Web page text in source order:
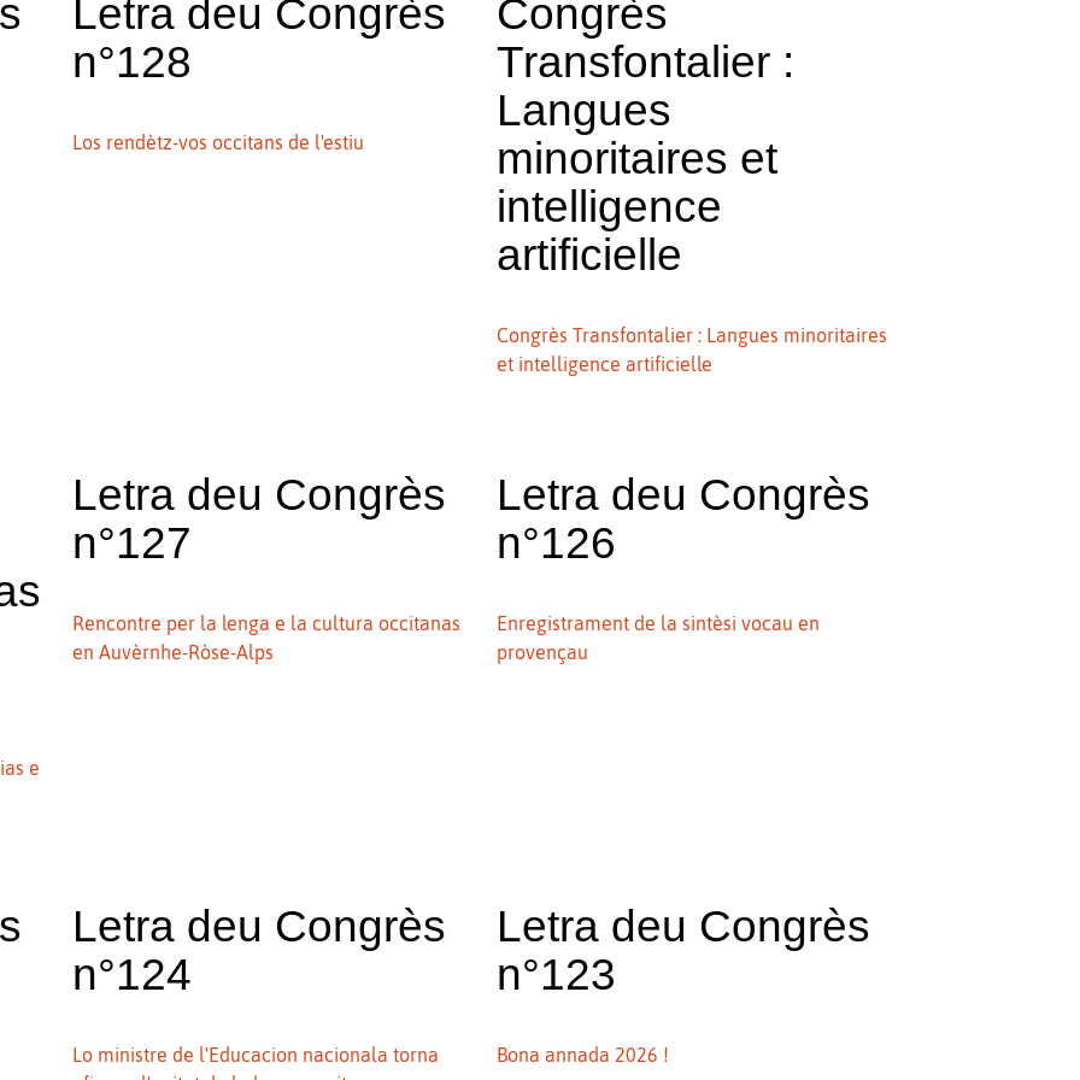
Letra deu Congrès
n°128
Los rendètz-vos occitans de l'estiu
Congrès
Transfontalier :
Langues
minoritaires et
intelligence
artificielle
Congrès Transfontalier : Langues minoritaires
et intelligence artificielle
e
Letra deu Congrès
n°127
Rencontre per la lenga e la cultura occitanas
en Auvèrnhe-Ròse-Alps
Letra deu Congrès
n°126
Enregistrament de la sintèsi vocau en
provençau
Letra deu Congrès
n°124
Lo ministre de l'Educacion nacionala torna
Letra deu Congrès
n°123
Bona annada 2026 !